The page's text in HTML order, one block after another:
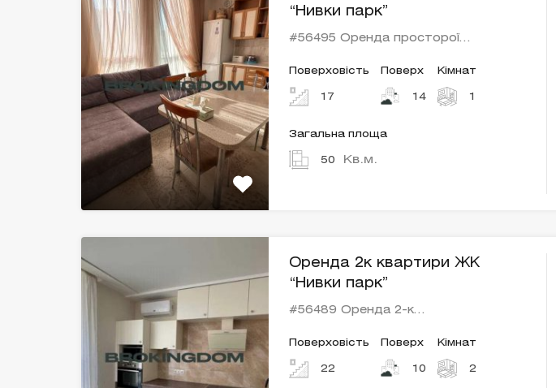
“Нивки парк”
#56495 Оренда просторої…
Поверховість
17
Поверх
14
Кімнат
1
Загальна площа
50 Кв.м.
Оренда 2к квартири ЖК
“Нивки парк”
#56489 Оренда 2-к…
Поверховість
22
Поверх
10
Кімнат
2